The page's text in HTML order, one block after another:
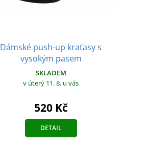
Dámské push-up kraťasy s
vysokým pasem
SKLADEM
v úterý 11. 8. u vás
520 Kč
DETAIL